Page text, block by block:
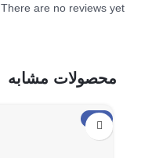
There are no reviews yet.
محصولات مشابه
حراج